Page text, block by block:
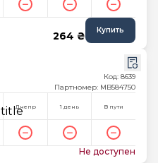
264 ₴ Купить
Код: 8639
Партномер: MB584750
Днепр 1 день В пути
Не доступен